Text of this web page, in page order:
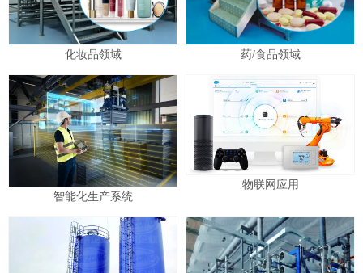
化妆品领域 药/食品领域
智能化生产系统
物联网应用